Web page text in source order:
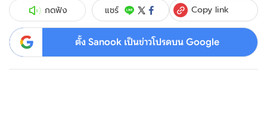
กดฟัง แชร์ Copy link
ตั้ง Sanook เป็นข่าวโปรดบน Google